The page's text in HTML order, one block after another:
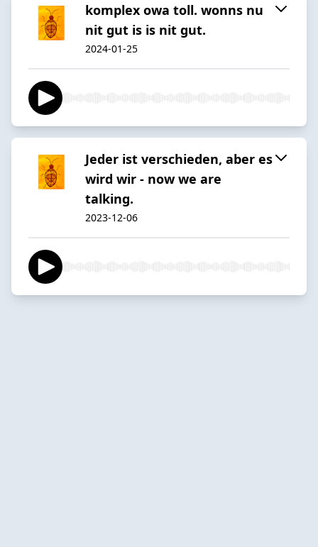
komplex owa toll. wonns nu
nit gut is is nit gut.
2024-01-25
Jeder ist verschieden, aber es
wird wir - now we are
talking.
2023-12-06